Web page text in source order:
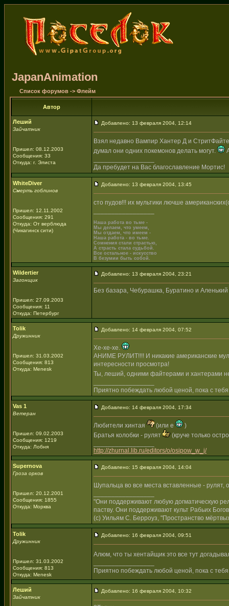
JapanAnimation
Список форумов -> Флейм
Автор
Леший
Зайчатник
Пришел: 08.12.2003
Сообщения: 33
Откуда: г. Элиста
Добавлено: 13 февраля 2004, 12:14
Взял недавно Вампир Хантер Д и
думал они одних покемонов делать могут.
Да пребудет на Вас благославление Мортис!
WhiteDiver
Смерть гоблинов
Пришел: 12.11.2002
Сообщения: 291
Откуда: От верблюда
(Чикагинск сити)
Добавлено: 13 февраля 2004, 13:45
сто пудов!!! их мультики лючше
Наша работа во тьме -
Мы делаем, что умеем,
Мы отдаем, что имеем -
Наша работа - во тьме.
Сомнения стали страстью,
А страсть стала судьбой.
Все остальное - искусство
В безумии быть собой.
Wildertier
Загонщик
Пришел: 27.09.2003
Сообщения: 11
Откуда: Петербург
Добавлено: 13 февраля 2004, 23:21
Без базара, Чебурашка, Буратино и Аленький
Tolik
Дружинник
Пришел: 31.03.2002
Сообщения: 813
Откуда: Menesk
Добавлено: 14 февраля 2004, 07:52
Хе-хе-хе.
АНИМЕ РУЛИТ!!!! И никакие американские
интересности просмотра!
Ты, леший, одними файтерами и хантерами
Приятно побеждать любой ценой, пока с
Vas 1
Ветеран
Пришел: 09.02.2003
Сообщения: 1219
Откуда: Лобня
Добавлено: 14 февраля 2004, 17:34
Любители хинтая (или е
)
Братья колобки - рулят
(круче только
http://zhurnal.lib.ru/editors/o/osipow_w_j/
Supernova
Гроза орков
Пришел: 20.12.2001
Сообщения: 1855
Откуда: Морква
Добавлено: 15 февраля 2004, 14:04
Шупальца во все места вставленные - рулят,
"Они поддерживают любую догматическую
паству. Они поддерживают культ Рабьих
(с) Уильям С. Берроуз, "Пространство
Tolik
Дружинник
Пришел: 31.03.2002
Сообщения: 813
Откуда: Menesk
Добавлено: 16 февраля 2004, 09:51
Алюм, что ты хентайщик это все тут
Приятно побеждать любой ценой, пока с
Леший
Зайчатник
Добавлено: 16 февраля 2004, 10:32